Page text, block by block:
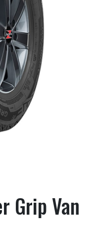
Grip Van